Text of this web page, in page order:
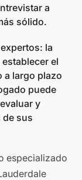
a
sólido.
la
el
a largo plazo
puede
y
de sus
especializado